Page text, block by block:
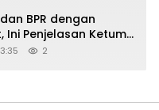
BPR dengan
Ini Penjelasan Ketum
2